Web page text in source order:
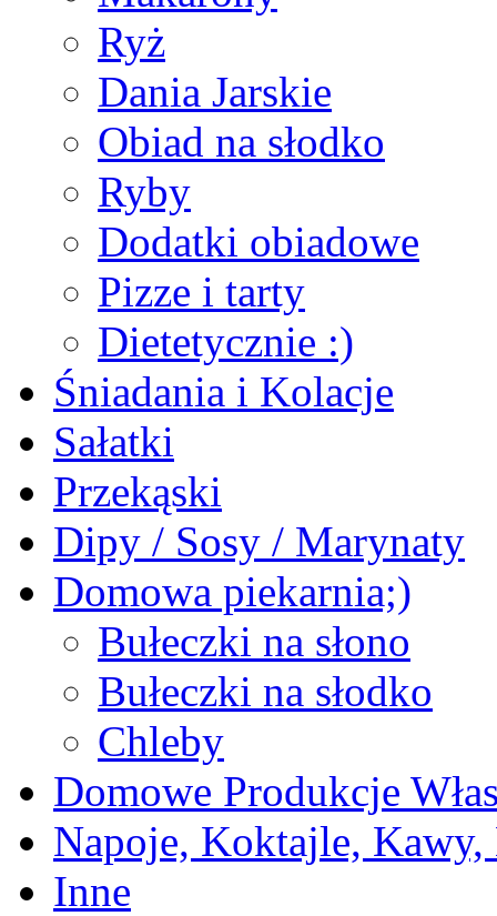
Ryż
Dania Jarskie
Obiad na słodko
Ryby
Dodatki obiadowe
Pizze i tarty
Dietetycznie :)
Śniadania i Kolacje
Sałatki
Przekąski
Dipy / Sosy / Marynaty
Domowa piekarnia;)
Bułeczki na słono
Bułeczki na słodko
Chleby
Domowe Produkcje
Napoje, Koktajle, Kawy,
Inne